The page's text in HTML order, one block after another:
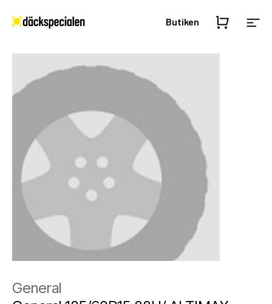
Butiken
General